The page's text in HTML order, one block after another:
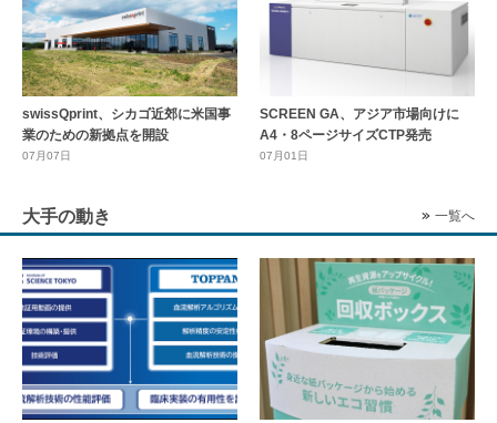
swissQprint、シカゴ近郊に⽶国事
業のための新拠点を開設
07月07日
SCREEN GA、アジア市場向けに
A4・8ページサイズCTP発売
07月01日
大手の動き 一覧へ